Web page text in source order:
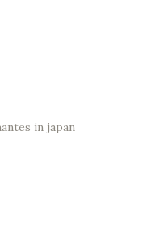
in japan